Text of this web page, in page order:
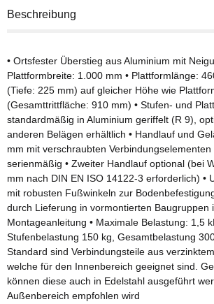
Beschreibung
• Ortsfester Überstieg aus Aluminium mit
Plattformbreite: 1.000 mm • Plattformlänge:
(Tiefe: 225 mm) auf gleicher Höhe wie
(Gesamttrittfläche: 910 mm) • Stufen- und
standardmäßig in Aluminium geriffelt (R 9),
anderen Belägen erhältlich • Handlauf und
mm mit verschraubten
serienmäßig • Zweiter Handlauf optional (bei
mm nach DIN EN ISO 14122-3 erforderlich) •
mit robusten Fußwinkeln zur
durch Lieferung in vormontierten Baugruppen
Montageanleitung • Maximale Belastung: 1,5
Stufenbelastung 150 kg, Gesamtbelastung
Standard sind Verbindungsteile aus
welche für den Innenbereich geeignet sind.
können diese auch in Edelstahl ausgeführt
Außenbereich empfohlen wird